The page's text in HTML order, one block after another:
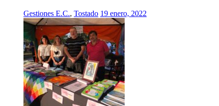
Gestiones E.C., Tostado 19 enero, 2022